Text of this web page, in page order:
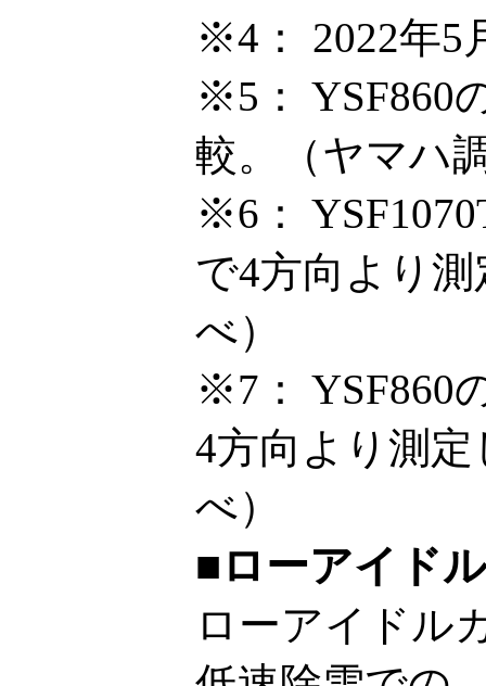
※4：
2022年5
※5：
YSF860
較。（ヤマハ
※6：
で4方向より
べ）
※7：
YSF860
4方向より測
べ）
■ローアイド
ローアイドル